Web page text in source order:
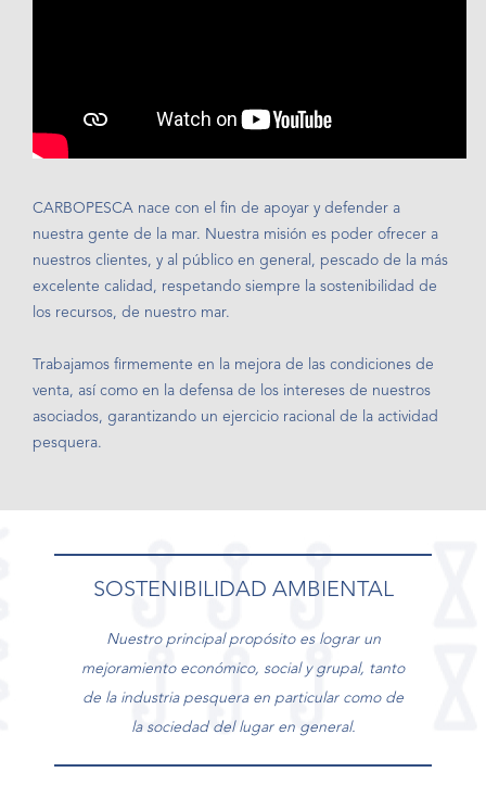
CARBOPESCA nace con el fin de apoyar y defender a
nuestra gente de la mar. Nuestra misión es poder ofrecer a
nuestros clientes, y al público en general, pescado de la más
excelente calidad, respetando siempre la sostenibilidad de
los recursos, de nuestro mar.
Trabajamos firmemente en la mejora de las condiciones de
venta, así como en la defensa de los intereses de nuestros
asociados, garantizando un ejercicio racional de la actividad
pesquera.
SOSTENIBILIDAD AMBIENTAL
Nuestro principal propósito es lograr un
mejoramiento económico, social y grupal, tanto
de la industria pesquera en particular como de
la sociedad del lugar en general.